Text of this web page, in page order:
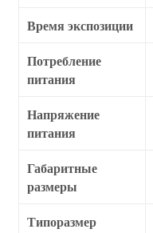
Время экспозиции
Потребление
питания
Напряжение
питания
Габаритные
размеры
Типоразмер